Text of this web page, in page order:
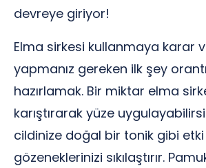
devreye giriyor!
Elma sirkesi kullanmaya karar
yapmanız gereken ilk şey
hazırlamak. Bir miktar elma
karıştırarak yüze
cildinize doğal bir tonik gibi
gözeneklerinizi sıkılaştırır.